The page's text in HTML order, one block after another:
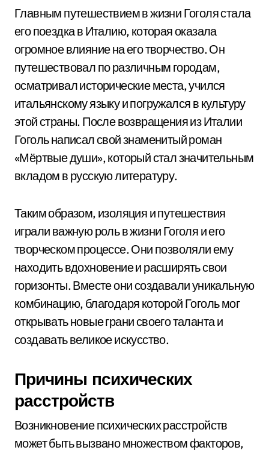
Главным путешествием в жизни Гоголя стала
его поездка в Италию, которая оказала
огромное влияние на его творчество. Он
путешествовал по различным городам,
осматривал исторические места, учился
итальянскому языку и погружался в культуру
этой страны. После возвращения из Италии
Гоголь написал свой знаменитый роман
«Мёртвые души», который стал значительным
вкладом в русскую литературу.
Таким образом, изоляция и путешествия
играли важную роль в жизни Гоголя и его
творческом процессе. Они позволяли ему
находить вдохновение и расширять свои
горизонты. Вместе они создавали уникальную
комбинацию, благодаря которой Гоголь мог
открывать новые грани своего таланта и
создавать великое искусство.
Причины психических
расстройств
Возникновение психических расстройств
может быть вызвано множеством факторов,